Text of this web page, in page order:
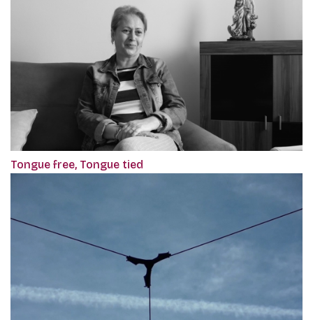
Tongue free, Tongue tied